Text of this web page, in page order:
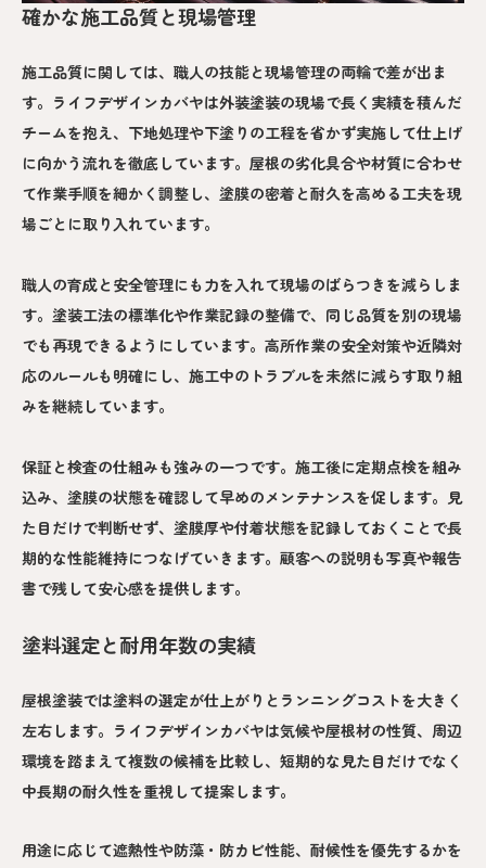
確かな施工品質と現場管理
施工品質に関しては、職人の技能と現場管理の両輪で差が出ま
す。ライフデザインカバヤは外装塗装の現場で長く実績を積んだ
チームを抱え、下地処理や下塗りの工程を省かず実施して仕上げ
に向かう流れを徹底しています。屋根の劣化具合や材質に合わせ
て作業手順を細かく調整し、塗膜の密着と耐久を高める工夫を現
場ごとに取り入れています。
職人の育成と安全管理にも力を入れて現場のばらつきを減らしま
す。塗装工法の標準化や作業記録の整備で、同じ品質を別の現場
でも再現できるようにしています。高所作業の安全対策や近隣対
応のルールも明確にし、施工中のトラブルを未然に減らす取り組
みを継続しています。
保証と検査の仕組みも強みの一つです。施工後に定期点検を組み
込み、塗膜の状態を確認して早めのメンテナンスを促します。見
た目だけで判断せず、塗膜厚や付着状態を記録しておくことで長
期的な性能維持につなげていきます。顧客への説明も写真や報告
書で残して安心感を提供します。
塗料選定と耐用年数の実績
屋根塗装では塗料の選定が仕上がりとランニングコストを大きく
左右します。ライフデザインカバヤは気候や屋根材の性質、周辺
環境を踏まえて複数の候補を比較し、短期的な見た目だけでなく
中長期の耐久性を重視して提案します。
用途に応じて遮熱性や防藻・防カビ性能、耐候性を優先するかを